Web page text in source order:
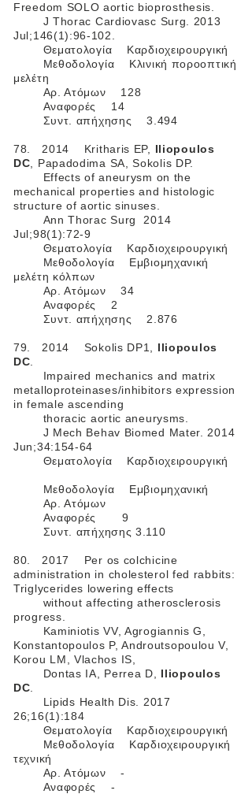
Freedom SOLO aortic bioprosthesis.
J Thorac Cardiovasc Surg. 2013
Jul;146(1):96-102.
Θεματολογία Καρδιοχειρουργική
Μεθοδολογία Κλινική ποροοπτική
μελέτη
Αρ. Ατόμων 128
Αναφορές 14
Συντ. απήχησης 3.494
78. 2014 Kritharis EP, Iliopoulos
DC , Papadodima SA, Sokolis DP.
Effects of aneurysm on the
mechanical properties and histologic
structure of aortic sinuses.
Ann Thorac Surg 2014
Jul;98(1):72-9
Θεματολογία Καρδιοχειρουργική
Μεθοδολογία Εμβιομηχανική
μελέτη κόλπων
Αρ. Ατόμων 34
Αναφορές 2
Συντ. απήχησης 2.876
79. 2014 Sokolis DP1, Iliopoulos
DC
Impaired mechanics and matrix
metalloproteinases/inhibitors expression
in female ascending
thoracic aortic aneurysms.
J Mech Behav Biomed Mater. 2014
Jun;34:154-64
Θεματολογία Καρδιοχειρουργική
Μεθοδολογία Εμβιομηχανική
Αρ. Ατόμων
Αναφορές 9
Συντ. απήχησης 3.110
80. 2017 Per os colchicine
administration in cholesterol fed rabbits:
Triglycerides lowering effects
without affecting atherosclerosis
progress.
Kaminiotis VV, Agrogiannis G,
Konstantopoulos P, Androutsopoulou V,
Korou LM, Vlachos IS,
Dontas IA, Perrea D, Iliopoulos
DC
Lipids Health Dis. 2017
26;16(1):184
Θεματολογία Kαρδιοχειρουργική
Μεθοδολογία Kαρδιοχειρουργική
τεχνική
Αρ. Ατόμων -
Αναφορές -